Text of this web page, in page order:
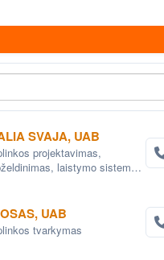
SVAJA, UAB
projektavimas,
laistymo sistemos,
augalais. Prekyba
augalais,
ir daugiametėmis
UAB
tvarkymas